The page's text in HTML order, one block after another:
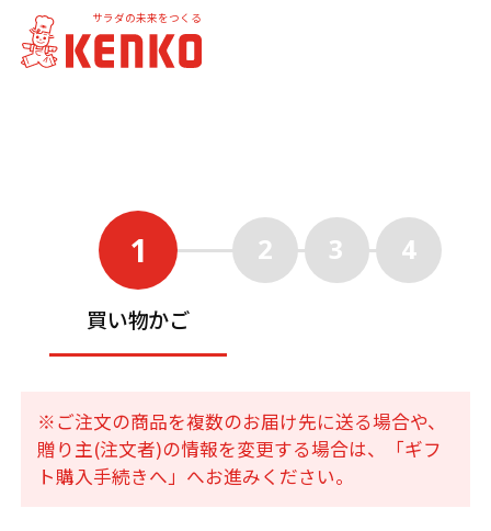
サラダの未来をつくる
1
買い物かご
2 3 4
※ご注文の商品を複数のお届け先に送る場合や、
贈り主(注文者)の情報を変更する場合は、「ギフ
ト購入手続きへ」へお進みください。